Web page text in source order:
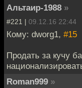
Альтаир-1988 »
#221 | 09.12.16 22:44
Кому: dworg1, #15
Продать за кучу
Roman999 »